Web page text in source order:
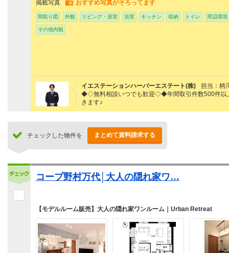
掲載写真 おすすめ写真がそろってます
間取り図 外観 リビング・居室 浴室 キッチン 収納 トイレ 周辺環境
その他内観
イエステーションハーバーエステート(株)
担当：
◆◇無料相談いつでも歓迎◇◆年間取引件数500件以
きます♪
チェックした物件を まとめて資料請求する
コープ野村万代│大人の隠れ家ワ…
【モデルルーム販売】大人の隠れ家ワンルーム｜Urban Retreat